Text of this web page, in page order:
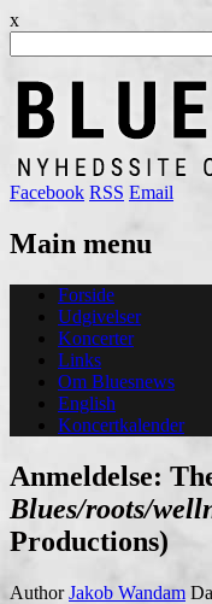
x
efter:
Facebook RSS Email
Main menu
Skip
content
Forside
Udgivelser
Koncerter
Links
Om Bluesnews
English
Koncertkalender
Anmeldelse:
Blues/roots/
Productions)
AuthorJakob Wandam